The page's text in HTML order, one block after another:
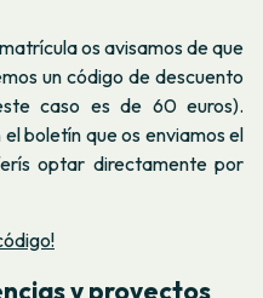
os avisamos de que
un código de descuento
caso es de 60 euros).
boletín que os enviamos el
optar directamente por
y proyectos